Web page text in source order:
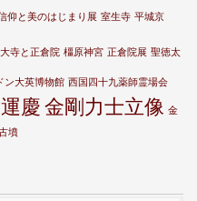
仰と美のはじまり展 室生寺 平城京
寺と正倉院 橿原神宮 正倉院展 聖徳太
ン大英博物館 西国四十九薬師霊場会
運慶 金剛力士立像 金
墳